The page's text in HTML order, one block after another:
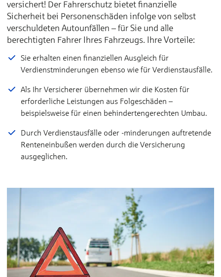
Wand­lade­station bis
Mobile Lade­station bis
Induktions­lade­platte bis
Überspannungsschäden durch Blitzeinschlag bis
All-Risk-­Deckung für den Akku (Aus­nahmen: bspw.
versichert! Der Fahrerschutz bietet finanzielle
Sicherheit bei Personenschäden infolge von selbst
verschuldeten Autounfällen – für Sie und alle
berechtigten Fahrer Ihres Fahrzeugs. Ihre Vorteile:
Sie erhalten einen finanziellen Ausgleich für
Verdienstminderungen ebenso wie für Verdienstausfälle.
Als Ihr Versicherer übernehmen wir die Kosten für
erforderliche Leistungen aus Folgeschäden –
beispielsweise für einen behindertengerechten Umbau.
Durch Verdienstausfälle oder -minderungen auftretende
Renteneinbußen werden durch die Versicherung
ausgeglichen.